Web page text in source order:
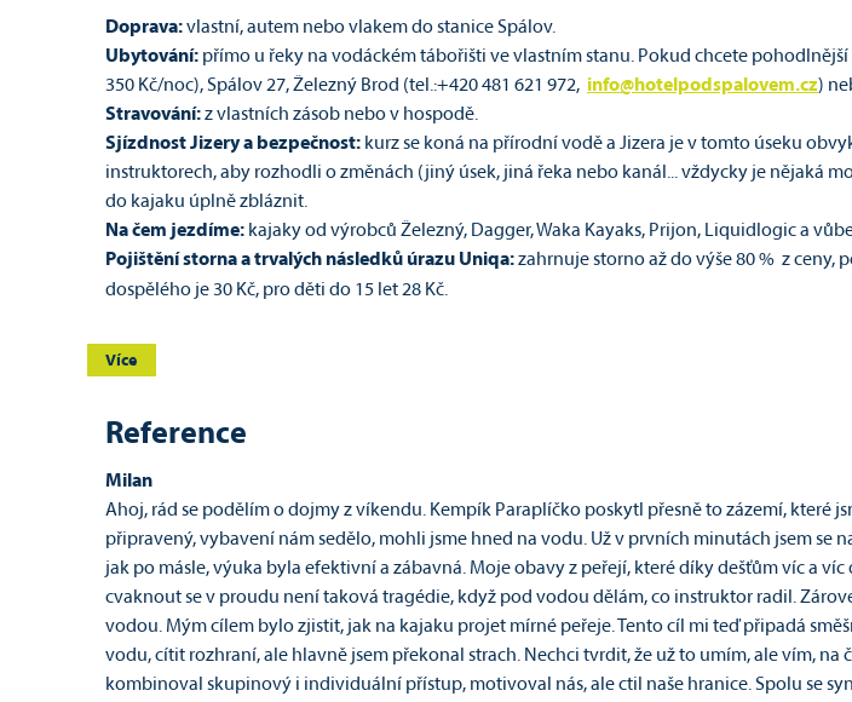
Doprava:vlastní, autem nebo vlakem do stanice Spálov.
Ubytování: přímo u řeky na vodáckém tábořišti ve vlastním stanu. Pokud chcete
350 Kč/noc), Spálov 27, Železný Brod (tel.:+420 481 621 972, info@hotelpodspalovem.cz)
Stravování:z vlastních zásob nebo v hospodě.
Sjízdnost Jizery a bezpečnost: kurz se koná na přírodní vodě a Jizera je v tomto úseku
instruktorech, aby rozhodli o změnách (jiný úsek, jiná řeka nebo kanál... vždycky je nějaká
do kajaku úplně zbláznit.
Na čem jezdíme: kajaky od výrobců Železný, Dagger, Waka Kayaks, Prijon, Liquidlogic a
Pojištění storna a trvalých následků úrazu Uniqa:zahrnuje storno až do výše 80 % z ceny,
dospělého je 30 Kč, pro děti do 15 let 28 Kč.
Více
Reference
Milan
Ahoj, rád se podělím o dojmy z víkendu. Kempík Paraplíčko poskytl přesně to zázemí, které
připravený, vybavení nám sedělo, mohli jsme hned na vodu. Už v prvních minutách jsem se
jak po másle, výuka byla efektivní a zábavná. Moje obavy z peřejí, které díky dešťům víc a
cvaknout se v proudu není taková tragédie, když pod vodou dělám, co instruktor radil.
vodou. Mým cílem bylo zjistit, jak na kajaku projet mírné peřeje. Tento cíl mi teď připadá
vodu, cítit rozhraní, ale hlavně jsem překonal strach. Nechci tvrdit, že už to umím, ale vím,
kombinoval skupinový i individuální přístup, motivoval nás, ale ctil naše hranice. Spolu se